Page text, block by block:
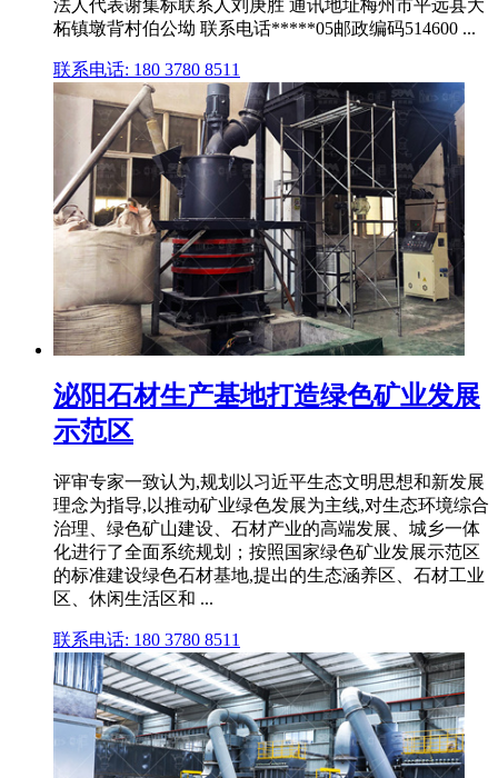
法人代表谢集标联系人刘庚胜 通讯地址梅州市平远县大
柘镇墩背村伯公坳 联系电话*****05邮政编码514600 ...
联系电话: 180 3780 8511
泌阳石材生产基地打造绿色矿业发展
示范区
评审专家一致认为,规划以习近平生态文明思想和新发展
理念为指导,以推动矿业绿色发展为主线,对生态环境综合
治理、绿色矿山建设、石材产业的高端发展、城乡一体
化进行了全面系统规划；按照国家绿色矿业发展示范区
的标准建设绿色石材基地,提出的生态涵养区、石材工业
区、休闲生活区和 ...
联系电话: 180 3780 8511